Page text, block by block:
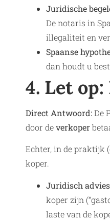
Juridische
De notaris in
illegaliteit en
Spaanse
dan houdt u
4. Let op:
Direct Antwoord:De
door deverkoper
Echter, in de praktijk
koper.
Juridisch
koper zijn
laste van de